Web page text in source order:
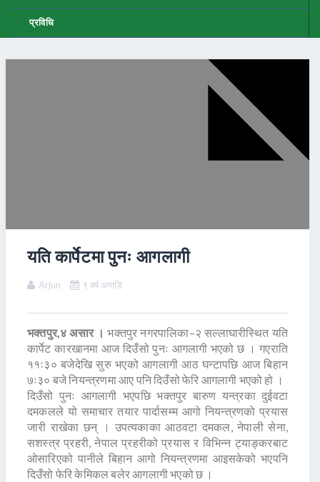
प्रविधि
यति कार्पेटमा पुनः आगलागी
Arjun ९ वर्ष अगाडि
भक्तपुर,४ असार । भक्तपुर नगरपालिका–२ सल्लाघारीस्थित यति
कार्पेट कारखानमा आज दिउँसो पुनः आगलागी भएको छ । गएराति
११ः३० बजेदेखि सुरु भएको आगलागी आठ घन्टापछि आज बिहान
७ः३० बजे नियन्त्रणमा आए पनि दिउँसो फेरि आगलागी भएको हो ।
दिउँसो पुनः आगलागी भएपछि भक्तपुर बारुण यन्त्रका दुईवटा
दमकलले यो समाचार तयार पार्दासम्म आगो नियन्त्रणको प्रयास
जारी राखेका छन् । उपत्यकाका आठवटा दमकल, नेपाली सेना,
सशस्त्र प्रहरी, नेपाल प्रहरीको प्रयास र विभिन्न ट्याङ्करबाट
ओसारिएको पानीले बिहान आगो नियन्त्रणमा आइसकेको भएपनि
दिउँसो फेरि केमिकल बलेर आगलागी भएको छ ।